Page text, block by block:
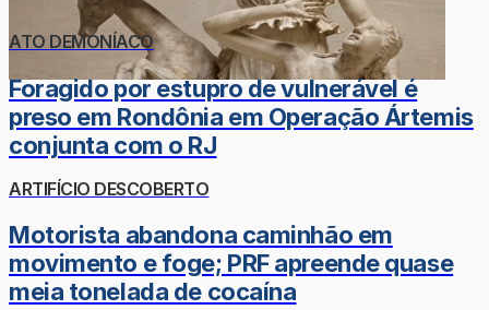
ATO DEMONÍACO
Foragido por estupro de vulnerável é
preso em Rondônia em Operação Ártemis
conjunta com o RJ
ARTIFÍCIO DESCOBERTO
Motorista abandona caminhão em
movimento e foge; PRF apreende quase
meia tonelada de cocaína